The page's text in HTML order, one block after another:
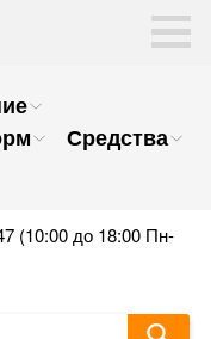
Средства
(10:00 до 18:00 Пн-